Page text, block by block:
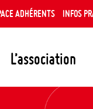
L’association
ADHÉRENTS INFOS